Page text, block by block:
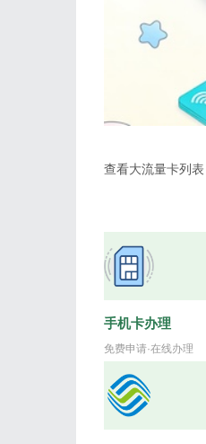
查看大流量卡列表
手机卡办理
免费申请·在线办理